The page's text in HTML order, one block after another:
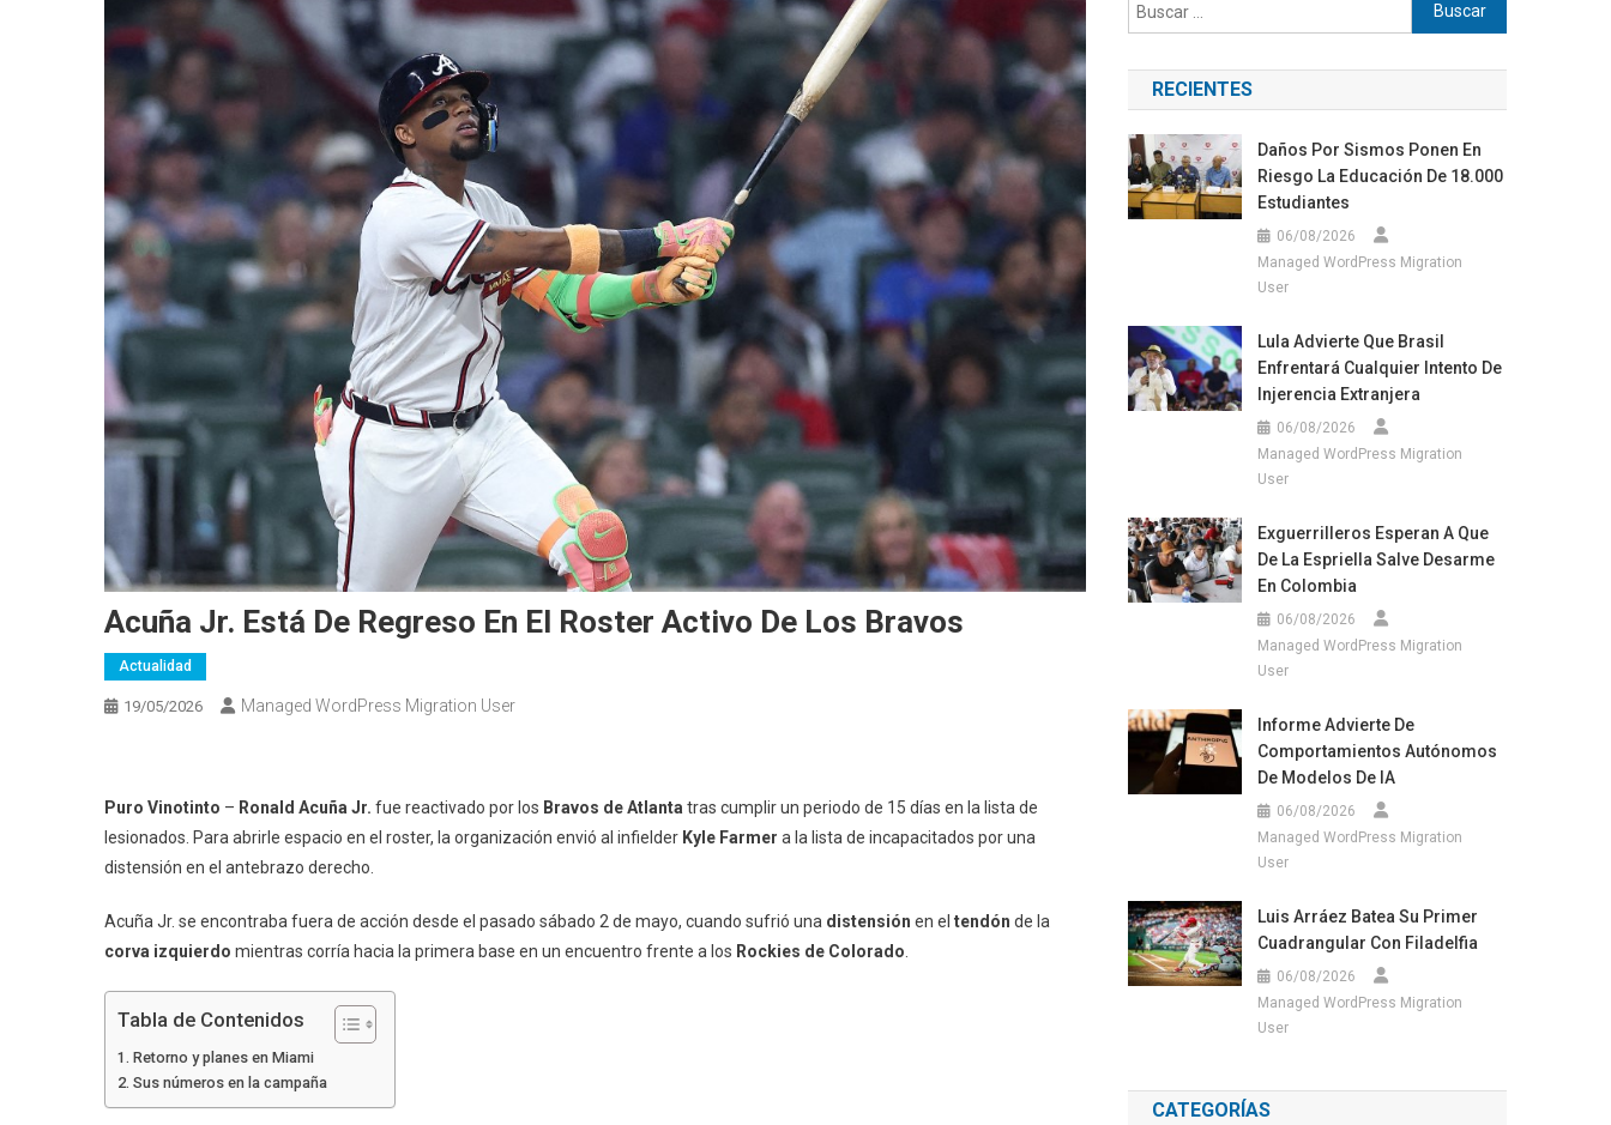
Acuña Jr. Está De Regreso En El Roster Activo De Los Bravos
Actualidad
19/05/2026 Managed WordPress Migration User
Puro Vinotinto – Ronald Acuña Jr. fue reactivado por los Bravos de Atlantatras cumplir un periodo de 15 días en la lista de
lesionados. Para abrirle espacio en el roster, la organización envió al infielder Kyle Farmer a la lista de incapacitados por una
distensión en el antebrazo derecho.
Acuña Jr. se encontraba fuera de acción desde el pasado sábado 2 de mayo, cuando sufrió una distensión en el tendón de la
corva izquierdo mientras corría hacia la primera base en un encuentro frente a los Rockies de Colorado.
Tabla de Contenidos
Retorno y planes en Miami
Sus números en la campaña
RECIENTES
Daños Por Sismos Ponen En
Riesgo La Educación De 18.000
Estudiantes
06/08/2026
Managed WordPress Migration
User
Lula Advierte Que Brasil
Enfrentará Cualquier Intento De
Injerencia Extranjera
06/08/2026
Managed WordPress Migration
User
Exguerrilleros Esperan A Que
De La Espriella Salve Desarme
En Colombia
06/08/2026
Managed WordPress Migration
User
Informe Advierte De
Comportamientos Autónomos
De Modelos De IA
06/08/2026
Managed WordPress Migration
User
Luis Arráez Batea Su Primer
Cuadrangular Con Filadelfia
06/08/2026
Managed WordPress Migration
User
CATEGORÍAS